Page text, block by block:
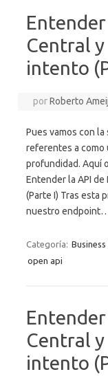
Entender
Central
intento
porRoberto
Pues vamos con
referentes a como
profundidad. Aquí
Entender la API
(Parte I) Tras esta
nuestro
Categoría:
open api
Entender
Central
intento